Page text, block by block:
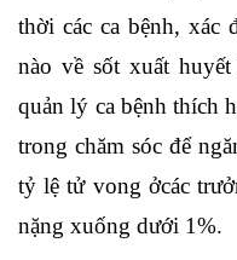
thời các ca bệnh, xác
nào về sốt xuất
quản lý ca bệnh thích
trong chăm sóc để
tỷ lệ tử vong ởcác
nặng xuống dưới 1%.